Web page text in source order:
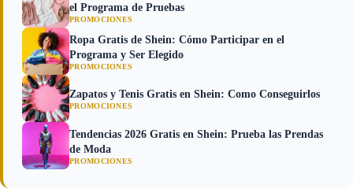
el Programa de Pruebas
PROMOCIONES
Ropa Gratis de Shein: Cómo Participar en el
Programa y Ser Elegido
PROMOCIONES
Zapatos y Tenis Gratis en Shein: Como Conseguirlos
PROMOCIONES
Tendencias 2026 Gratis en Shein: Prueba las Prendas
de Moda
PROMOCIONES